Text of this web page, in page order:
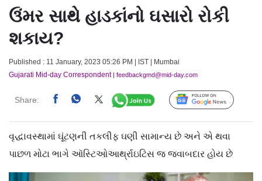
ઉંમર સાથે હાડકાંનો ઘસારો રોકી
શકાય?
Published : 11 January, 2023 05:26 PM | IST | Mumbai
Gujarati Mid-day Correspondent| feedbackgmd@mid-day.com
Share: Follow Us
વૃદ્ધાવસ્થામાં ઘૂંટણની તકલીફ ઘણી સામાન્ય છે અને એ થવા
પાછળ મોટા ભાગે ઑસ્ટિઓઆર્થ્રાઇટિસ જ જવાબદાર હોય છે